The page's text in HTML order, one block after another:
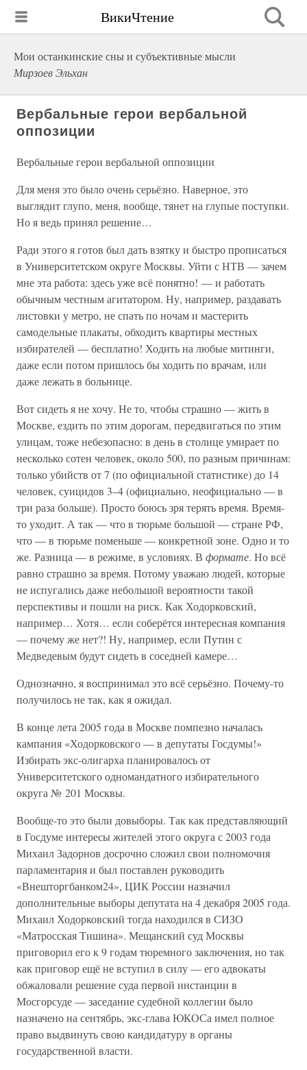
ВикиЧтение
Мои останкинские сны и субъективные мысли
Мирзоев Эльхан
Вербальные герои вербальной
оппозиции
Вербальные герои вербальной оппозиции
Для меня это было очень серьёзно. Наверное, это
выглядит глупо, меня, вообще, тянет на глупые поступки.
Но я ведь принял решение…
Ради этого я готов был дать взятку и быстро прописаться
в Университетском округе Москвы. Уйти с НТВ — зачем
мне эта работа: здесь уже всё понятно! — и работать
обычным честным агитатором. Ну, например, раздавать
листовки у метро, не спать по ночам и мастерить
самодельные плакаты, обходить квартиры местных
избирателей — бесплатно! Ходить на любые митинги,
даже если потом пришлось бы ходить по врачам, или
даже лежать в больнице.
Вот сидеть я не хочу. Не то, чтобы страшно — жить в
Москве, ездить по этим дорогам, передвигаться по этим
улицам, тоже небезопасно: в день в столице умирает по
несколько сотен человек, около 500, по разным причинам:
только убийств от 7 (по официальной статистике) до 14
человек, суицидов 3–4 (официально, неофициально — в
три раза больше). Просто боюсь зря терять время. Время-
то уходит. А так — что в тюрьме большой — стране РФ,
что — в тюрьме поменьше — конкретной зоне. Одно и то
же. Разница — в режиме, в условиях. В формате. Но всё
равно страшно за время. Потому уважаю людей, которые
не испугались даже небольшой вероятности такой
перспективы и пошли на риск. Как Ходорковский,
например… Хотя… если соберётся интересная компания
— почему же нет?! Ну, например, если Путин с
Медведевым будут сидеть в соседней камере…
Однозначно, я воспринимал это всё серьёзно. Почему-то
получилось не так, как я ожидал.
В конце лета 2005 года в Москве помпезно началась
кампания «Ходорковского — в депутаты Госдумы!»
Избирать экс-олигарха планировалось от
Университетского одномандатного избирательного
округа № 201 Москвы.
Вообще-то это были довыборы. Так как представляющий
в Госдуме интересы жителей этого округа с 2003 года
Михаил Задорнов досрочно сложил свои полномочия
парламентария и был поставлен руководить
«Внешторгбанком24», ЦИК России назначил
дополнительные выборы депутата на 4 декабря 2005 года.
Михаил Ходорковский тогда находился в СИЗО
«Матросская Тишина». Мещанский суд Москвы
приговорил его к 9 годам тюремного заключения, но так
как приговор ещё не вступил в силу — его адвокаты
обжаловали решение суда первой инстанции в
Мосгорсуде — заседание судебной коллегии было
назначено на сентябрь, экс-глава ЮКОСа имел полное
право выдвинуть свою кандидатуру в органы
государственной власти.